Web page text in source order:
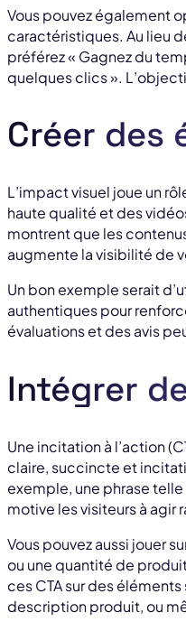
Vous pouvez également
caractéristiques. Au lieu
préférez « Gagnez du
quelques clics ».
Créer des
L’impact visuel joue un
haute qualité et des
montrent que les
augmente la visibilité de
Un bon exemple serait
authentiques pour
évaluations et des avis
Intégrer
Une incitation à l’action
claire, succincte et
exemple, une phrase
motive les visiteurs à agir
Vous pouvez aussi jouer
ou une quantité de
ces CTA sur des
description produit, ou